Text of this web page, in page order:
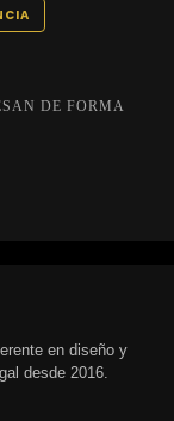
DE FORMA
en diseño y
desde 2016.